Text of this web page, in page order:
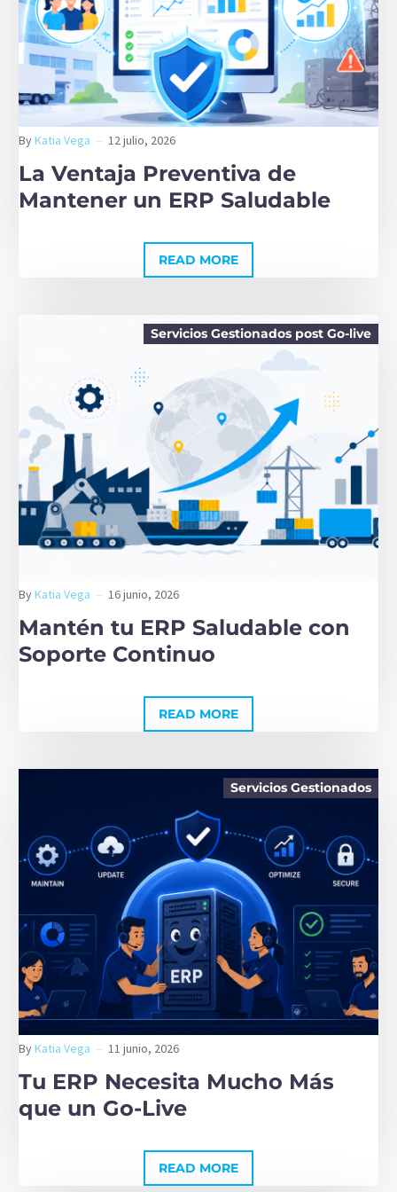
Español (Colombia)
Back
English (United States)
ByKatia Vega 12 julio, 2026
La Ventaja Preventiva de
Mantener un ERP Saludable
READ MORE
Servicios Gestionados post Go-live
ByKatia Vega 16 junio, 2026
Mantén tu ERP Saludable con
Soporte Continuo
READ MORE
Servicios Gestionados
ByKatia Vega 11 junio, 2026
Tu ERP Necesita Mucho Más
que un Go-Live
READ MORE